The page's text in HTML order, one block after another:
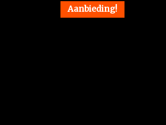
Aanbieding!